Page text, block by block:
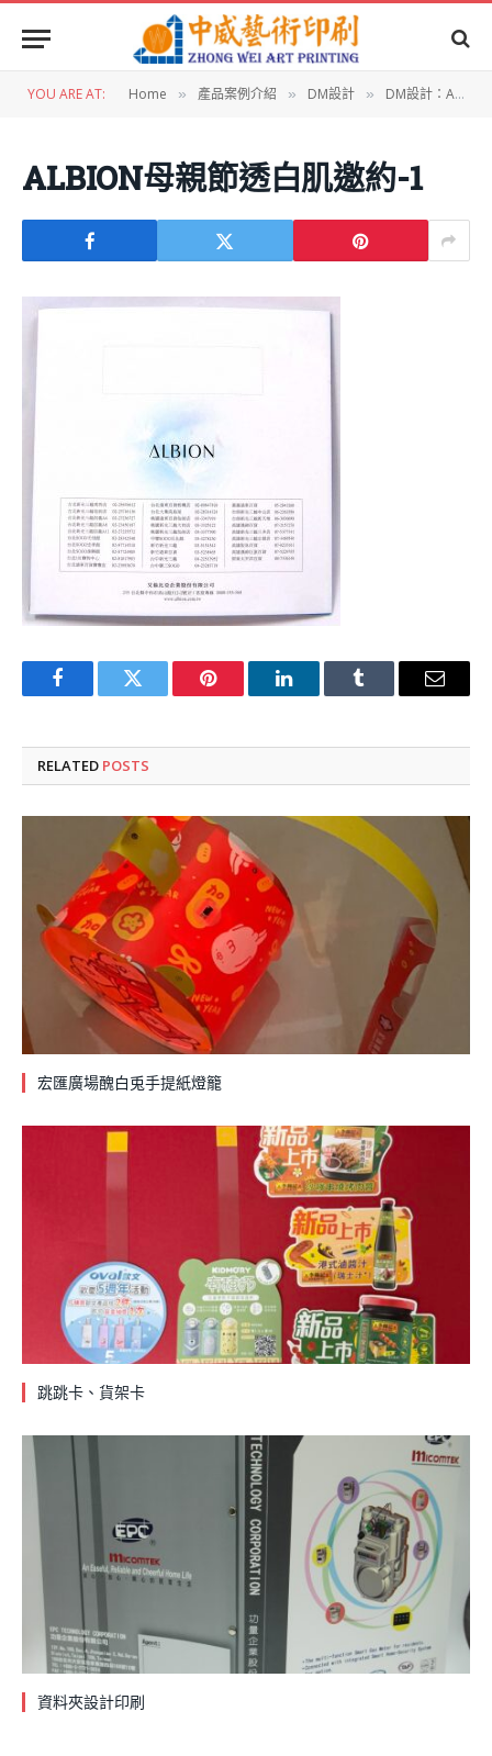
YOU ARE AT: Home » 產品案例介紹 » DM設計 » DM設計：ALBION母親節透白肌邀約
ALBION母親節透白肌邀約-1
FacebookTwitter Pinterest LinkedInTumblr Email
RELATED POSTS
宏匯廣場醜白兎手提紙燈籠
跳跳卡、貨架卡
資料夾設計印刷